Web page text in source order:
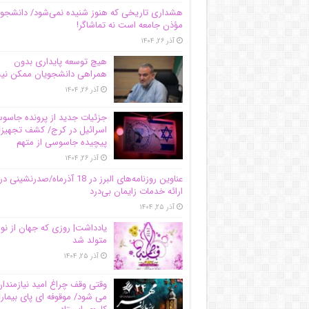
هشداری تاریخی که هنوز شنیده نمی‌شود/ دانشجو
مؤذن جامعه است نه تماشاگر!
آذر ۲۶, ۱۴۰۴
هیچ توسعه پایداری بدون
همراهی دانشجویان ممکن
آذر ۲۶, ۱۴۰۴
جزئیات جدید از پرونده
اسرائیل در کرج/‌ کشف
پیچیده جاسوسی از متهم
آذر ۲۶, ۱۴۰۴
عناوین روزنامه‌های البرز در ‌18 آذرماه/صدرنشینی در
ارائه خدمات زایمان بی‌درد
آذر ۲۵, ۱۴۰۴
یادداشت| روزی که جهان از نو
متولد شد
آذر ۲۵, ۱۴۰۴
وقتی وقف چراغ امید
می شود/ موقوفه ای پای